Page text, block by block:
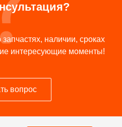
наличии, сроках
интересующие моменты!
вопрос